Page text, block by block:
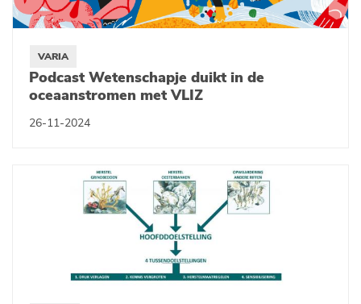
VARIA
Podcast Wetenschapje duikt in de
oceaanstromen met VLIZ
26-11-2024